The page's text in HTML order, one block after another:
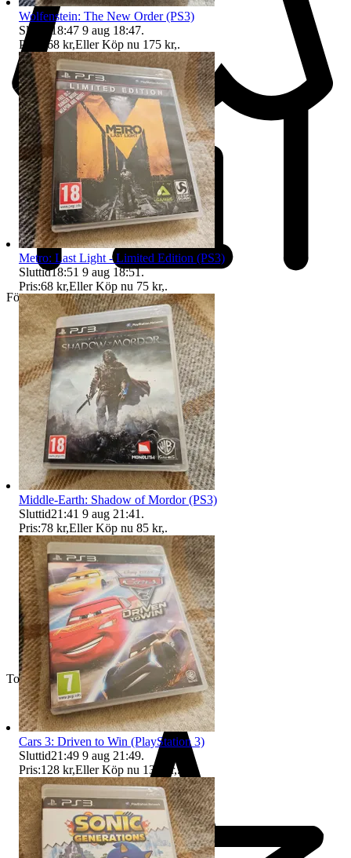
Företag
Toppsäljare
Wolfenstein: The New Order (PS3)
Sluttid
18:47 9 aug 18:47.
Pris:
168 kr,Eller Köp nu 175 kr,.
Metro: Last Light - Limited Edition (PS3)
Sluttid18:51 9 aug 18:51.
Pris:68 kr,Eller Köp nu 75 kr,.
Middle-Earth: Shadow of Mordor (PS3)
Sluttid21:41 9 aug 21:41 .
Pris:78 kr,Eller Köp nu 85 kr,.
Cars 3: Driven to Win (PlayStation 3)
Sluttid21:49 9 aug 21:49.
Pris:128 kr,Eller Köp nu 135 kr,.